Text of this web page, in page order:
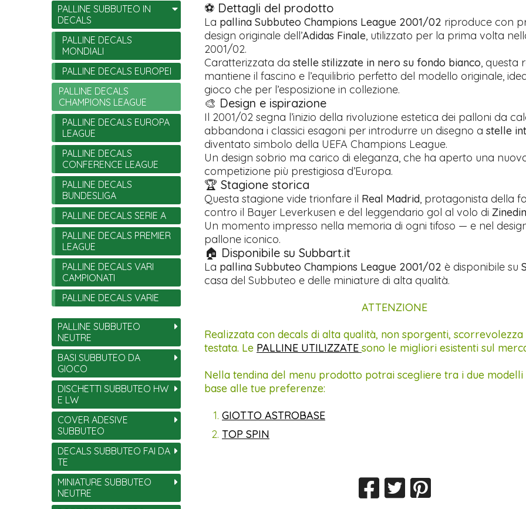
⚽ Dettagli del prodotto
La pallina Subbuteo Champions League 2001/02 riproduce con
design originale dell’Adidas Finale, utilizzato per la prima volta
2001/02.
Caratterizzata da stelle stilizzate in nero su fondo bianco, questa
mantiene il fascino e l’equilibrio perfetto del modello originale,
gioco che per l’esposizione in collezione.
🎨 Design e ispirazione
Il 2001/02 segna l’inizio della rivoluzione estetica dei palloni da
abbandona i classici esagoni per introdurre un disegno a stelle
diventato simbolo della UEFA Champions League.
Un design sobrio ma carico di eleganza, che ha aperto una
competizione più prestigiosa d’Europa.
🏆 Stagione storica
Questa stagione vide trionfare il Real Madrid, protagonista della
contro il Bayer Leverkusen e del leggendario gol al volo di
Un momento impresso nella memoria di ogni tifoso — e nel
pallone iconico.
🏠 Disponibile su Subbart.it
La pallina Subbuteo Champions League 2001/02 è disponibile su
casa del Subbuteo e delle miniature di alta qualità.
ATTENZIONE
Realizzata con decals di alta qualità, non sporgenti, scorrevolezza
testata. Le PALLINE UTILIZZATE sono le migliori esistenti sul
Nella tendina del menu prodotto potrai scegliere tra i due modelli
base alle tue preferenze:
GIOTTO ASTROBASE
TOP SPIN
PALLINE SUBBUTEO IN
DECALS
PALLINE DECALS
MONDIALI
PALLINE DECALS EUROPEI
PALLINE DECALS
CHAMPIONS LEAGUE
PALLINE DECALS EUROPA
LEAGUE
PALLINE DECALS
CONFERENCE LEAGUE
PALLINE DECALS
BUNDESLIGA
PALLINE DECALS SERIE A
PALLINE DECALS PREMIER
LEAGUE
PALLINE DECALS VARI
CAMPIONATI
PALLINE DECALS VARIE
PALLINE SUBBUTEO
NEUTRE
BASI SUBBUTEO DA
GIOCO
DISCHETTI SUBBUTEO HW
E LW
COVER ADESIVE
SUBBUTEO
DECALS SUBBUTEO FAI DA
TE
MINIATURE SUBBUTEO
NEUTRE